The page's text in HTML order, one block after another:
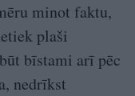
minot faktu,
plaši
bīstami arī pēc
nedrīkst